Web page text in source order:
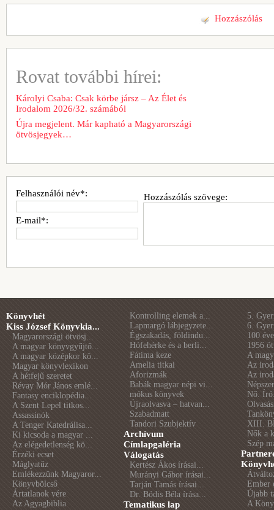
Hozzászólás
Rovat további hírei:
Károlyi Csaba: Csak körbe jársz – Az Élet és
Irodalom 2026/32. számából
Újra megjelent. Már kapható a Magyarországi
ötvösjegyek…
Hozzászólás szövege:
Felhasználói név*:
E-mail*:
Könyvhét
Kiss József Könyvkia...
Magyarországi ötvösj...
A magyar könyvgyűjtő...
A magyar középkor kö...
Magyar könyvlexikon
A hétfejű szeretet
Révay Mór János emlé...
Fantasy enciklopédia...
A Szent Lepel titkos...
Assassinók
A Tenger Katedrálisa...
Ki kicsoda a magyar ...
Az elégedetlenség kö...
Érzéki ecset
Máglyatűz
Emlékezzünk Magyaror...
Könyvbölcső
Ártatlanok vére
Az Agyagbiblia
Kontrolling elemek a...
Lapmargó lábjegyzete...
Égszakadás, földindu...
Hófehérke és a berli...
Fátima keze
Amelia titkai
Aforizmák
Babák magyar népi vi...
mókus könyvek
Újraolvasva – hatvan...
Szabadmatt
Tandori Szubjektív
Archívum
Címlapgaléria
Válogatás
Kertész Ákos írásai...
Murányi Gábor írásai...
Tarján Tamás írásai...
Dr. Bódis Béla írása...
Tematikus lap
5.
6.
100
1956
A
Az
Az
Nő.
XIII.
Nők a
Szép
Ember
Újabb
A